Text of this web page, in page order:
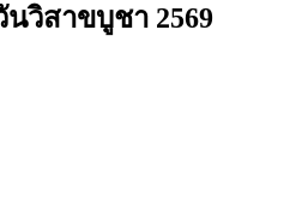
นวิสาขบูชา 2569